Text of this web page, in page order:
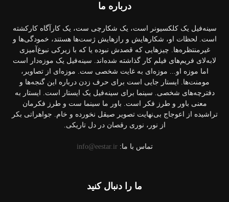
درباره‌ ما
سینه‌فیل یک کلکسیونر است، یک شکارچی ست، یک کارآگاه کارکشته
است. لحظات او، شکارهایش و رازهایش ژست‌ها هستند، خمودگی‌ها و
غیرمنتظره‌ها. چیزهایی که قصدش نبوده یا که با زیرکی نبوغ‌آمیزی
لابه‌لای فریم‌های فیلم کار گذاشته شده‌اند. سینه‌فیل یک موزه‌دار است
اما موزه او... موزه‌ای به غایت شخصی ست. موزه‌ای از تصاویر،
مومنت‌ها. ایستار جایی است برای حرف زدن درباره این گنجه‌ها و
دفترچه‌های شخصی. سینما برای سینه‌فیل یک ایستار است. ایستار به
معنی باور و طرز فکر است. باور ما سینما ست و طرز فکرمان
تراشیده از اعوجاج بی‌نهایت تصویر صیقل نخورده و خام. جواهراتی بکر
از نور، نوری رقصان در دل تاریکی.
تماس با ما:info@eestar.ir
ما را دنبال کنید